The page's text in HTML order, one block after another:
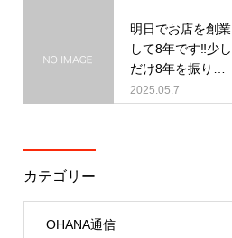
明日でお店を創業
して8年です‼︎少し
だけ8年を振り返
ります‼︎
2025.05.7
カテゴリー
OHANA通信